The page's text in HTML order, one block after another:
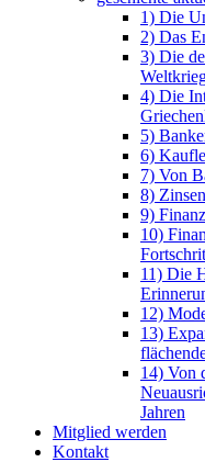
1) Die
2) Das
3) Die
4) Die
5)
6)
7) Von
8)
9)
10)
11) Die
12)
13)
14) Von
Jahren
Mitglied werden
Kontakt